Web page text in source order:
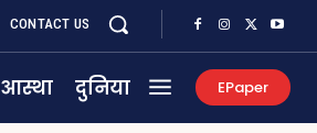
CONTACT US
आस्था दुनिया EPaper